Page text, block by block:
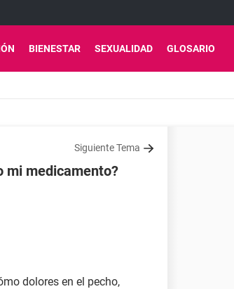
BIENESTAR SEXUALIDAD GLOSARIO
Siguiente Tema
mi medicamento?
dolores en el pecho,